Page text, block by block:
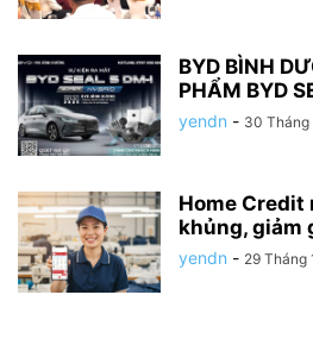
BYD BÌNH
PHẨM BYD
yendn - 30 Tháng
Home Credit
khủng, giảm
yendn - 29 Tháng